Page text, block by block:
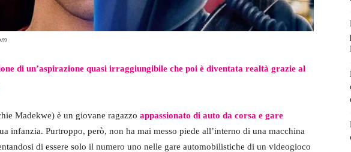
di un’aspirazione quasi irraggiungibile che poi è diventata realtà grazie al
Madekwe) è un giovane ragazzo appassionato di auto da corsa e gare
infanzia. Purtroppo, però, non ha mai messo piede all’interno di una macchina
di essere solo il numero uno nelle gare automobilistiche di un videogioco